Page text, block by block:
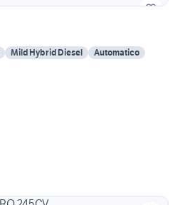
Mild Hybrid Diesel
Automatico